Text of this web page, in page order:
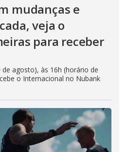
mudanças e
veja o
para receber
agosto), às 16h (horário de
o Internacional no Nubank